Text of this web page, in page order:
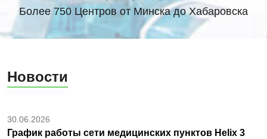
Более 750 Центров от Минска до Хабаровска
Новости
30.06.2026
График работы сети медицинских пунктов Helix 3